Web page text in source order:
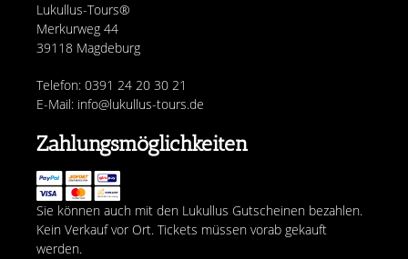
Lukullus-Tours®
Merkurweg 44
39118 Magdeburg
Telefon: 0391 24 20 30 21
E-Mail: info@lukullus-tours.de
Zahlungsmöglichkeiten
Sie können auch mit den Lukullus Gutscheinen bezahlen.
Kein Verkauf vor Ort. Tickets müssen vorab gekauft
werden.